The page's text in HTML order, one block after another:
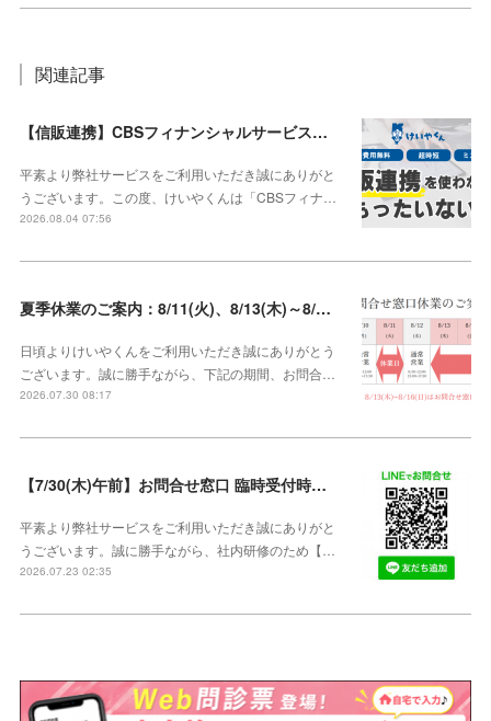
関連記事
【信販連携】CBSフィナンシャルサービス株式会社との連携を開始しました！
平素より弊社サービスをご利用いただき誠にありがと
うございます。この度、けいやくんは「CBSフィナ…
2026.08.04 07:56
夏季休業のご案内：8/11(火)、8/13(木)～8/16(日)【8/10、8/12は通常営業】
日頃よりけいやくんをご利用いただき誠にありがとう
ございます。誠に勝手ながら、下記の期間、お問合…
2026.07.30 08:17
【7/30(木)午前】お問合せ窓口 臨時受付時間変更のご案内【午前の受付9：30～10:59】
平素より弊社サービスをご利用いただき誠にありがと
うございます。誠に勝手ながら、社内研修のため【…
2026.07.23 02:35